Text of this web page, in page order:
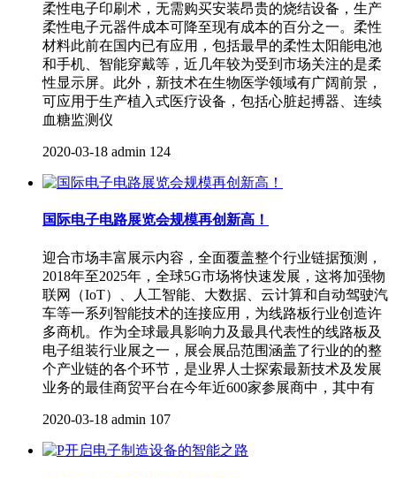
柔性电子印刷术，无需购买安装昂贵的烧结设备，生产
柔性电子元器件成本可降至现有成本的百分之一。柔性
材料此前在国内已有应用，包括最早的柔性太阳能电池
和手机、智能穿戴等，近几年较为受到市场关注的是柔
性显示屏。此外，新技术在生物医学领域有广阔前景，
可应用于生产植入式医疗设备，包括心脏起搏器、连续
血糖监测仪
2020-03-18 admin 124
国际电子电路展览会规模再创新高！
迎合市场丰富展示内容，全面覆盖整个行业链据预测，
2018年至2025年，全球5G市场将快速发展，这将加强物
联网（IoT）、人工智能、大数据、云计算和自动驾驶汽
车等一系列智能技术的连接应用，为线路板行业创造许
多商机。作为全球最具影响力及最具代表性的线路板及
电子组装行业展之一，展会展品范围涵盖了行业的的整
个产业链的各个环节，是业界人士探索最新技术及发展
业务的最佳商贸平台在今年近600家参展商中，其中有
2020-03-18 admin 107